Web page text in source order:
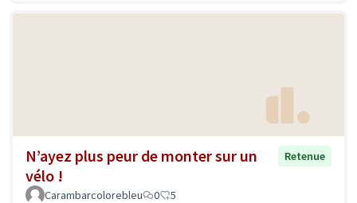
N’ayez plus peur de monter sur un
vélo !
Retenue
Carambarcolorebleu 0 5